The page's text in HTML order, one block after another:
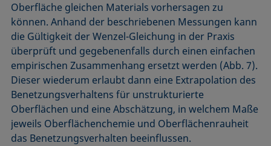
Oberfläche gleichen Materials vorhersagen zu
können. Anhand der beschriebenen Messungen kann
die Gültigkeit der Wenzel-Gleichung in der Praxis
überprüft und gegebenenfalls durch einen einfachen
empirischen Zusammenhang ersetzt werden (Abb. 7).
Dieser wiederum erlaubt dann eine Extrapolation des
Benetzungsverhaltens für unstrukturierte
Oberflächen und eine Abschätzung, in welchem Maße
jeweils Oberflächenchemie und Oberflächenrauheit
das Benetzungsverhalten beeinflussen.